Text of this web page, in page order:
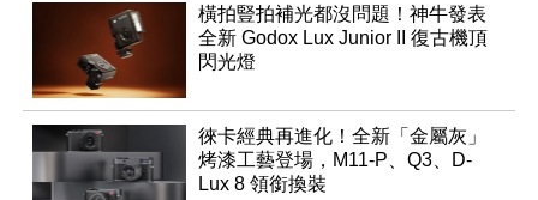
橫拍豎拍補光都沒問題！神牛發表
全新 Godox Lux Junior II 復古機頂
閃光燈
徠卡經典再進化！全新「金屬灰」
烤漆工藝登場，M11-P、Q3、D-
Lux 8 領銜換裝